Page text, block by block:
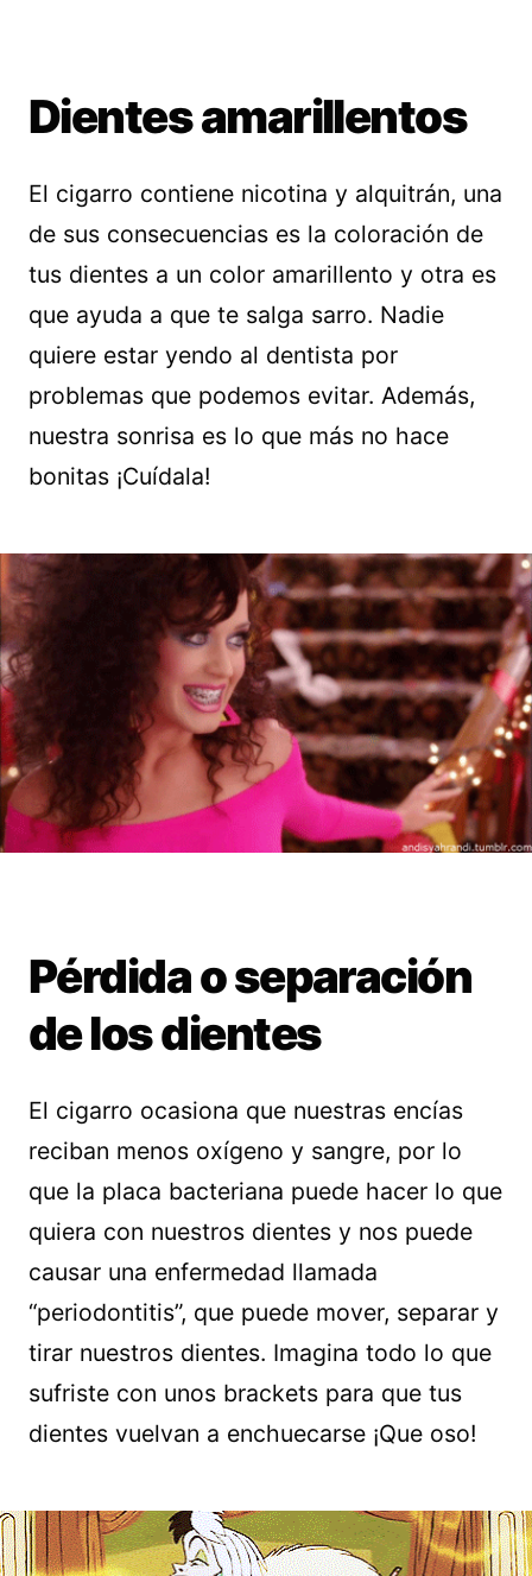
Dientes amarillentos
El cigarro contiene nicotina y alquitrán, una
de sus consecuencias es la coloración de
tus dientes a un color amarillento y otra es
que ayuda a que te salga sarro. Nadie
quiere estar yendo al dentista por
problemas que podemos evitar. Además,
nuestra sonrisa es lo que más no hace
bonitas ¡Cuídala!
Pérdida o separación
de los dientes
El cigarro ocasiona que nuestras encías
reciban menos oxígeno y sangre, por lo
que la placa bacteriana puede hacer lo que
quiera con nuestros dientes y nos puede
causar una enfermedad llamada
“periodontitis”, que puede mover, separar y
tirar nuestros dientes. Imagina todo lo que
sufriste con unos brackets para que tus
dientes vuelvan a enchuecarse ¡Que oso!